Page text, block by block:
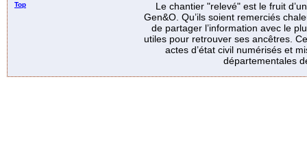
Top
Le chantier "relevé" est le fruit
Gen&O. Qu’ils soient remerciés
de partager l’information avec le
utiles pour retrouver ses ancêtres.
actes d’état civil numérisés et
départementales